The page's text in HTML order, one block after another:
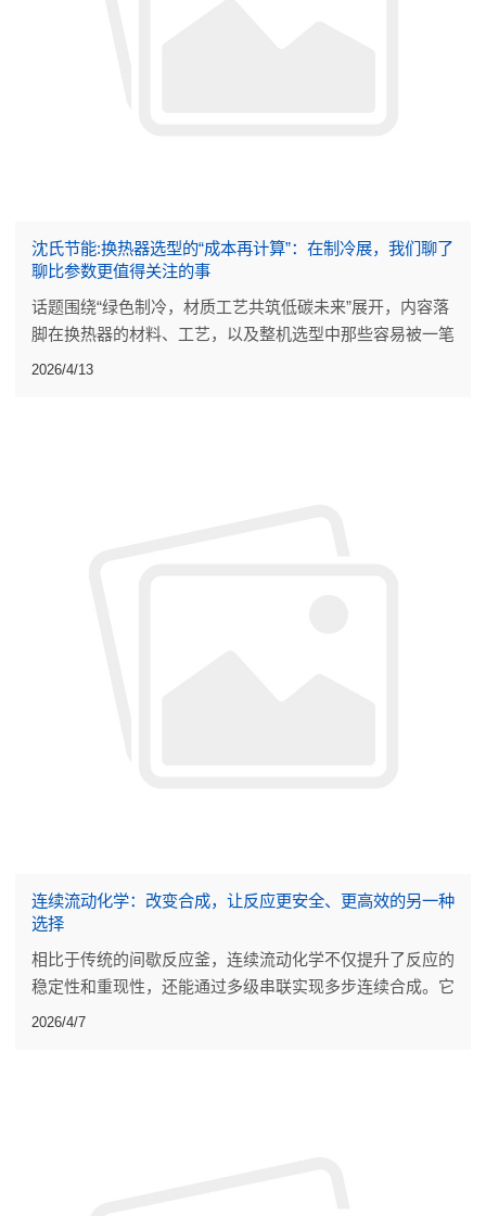
沈氏节能:换热器选型的“成本再计算”：在制冷展，我们聊了
聊比参数更值得关注的事
话题围绕“绿色制冷，材质工艺共筑低碳未来”展开，内容落
脚在换热器的材料、工艺，以及整机选型中那些容易被一笔
带过的细节。
2026/4/13
连续流动化学：改变合成，让反应更安全、更高效的另一种
选择
相比于传统的间歇反应釜，连续流动化学不仅提升了反应的
稳定性和重现性，还能通过多级串联实现多步连续合成。它
减少了人工干预，也让一些传统工艺难以实现的化学路径成
2026/4/7